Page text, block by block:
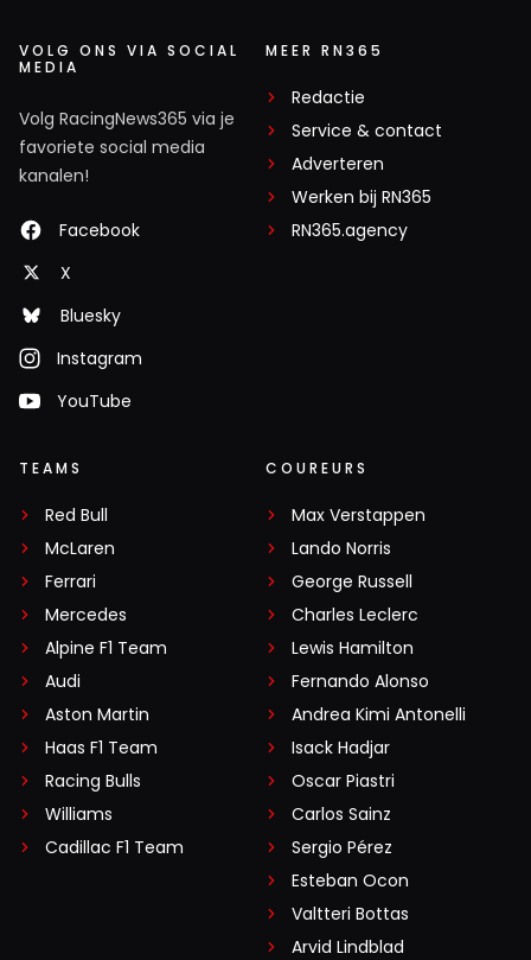
VOLG ONS VIA SOCIAL
MEDIA
Volg RacingNews365 via je
favoriete social media
kanalen!
Facebook
X
Bluesky
Instagram
YouTube
MEER RN365
Redactie
Service & contact
Adverteren
Werken bij RN365
RN365.agency
TEAMS
Red Bull
McLaren
Ferrari
Mercedes
Alpine F1 Team
Audi
Aston Martin
Haas F1 Team
Racing Bulls
Williams
Cadillac F1 Team
COUREURS
Max Verstappen
Lando Norris
George Russell
Charles Leclerc
Lewis Hamilton
Fernando Alonso
Andrea Kimi Antonelli
Isack Hadjar
Oscar Piastri
Carlos Sainz
Sergio Pérez
Esteban Ocon
Valtteri Bottas
Arvid Lindblad